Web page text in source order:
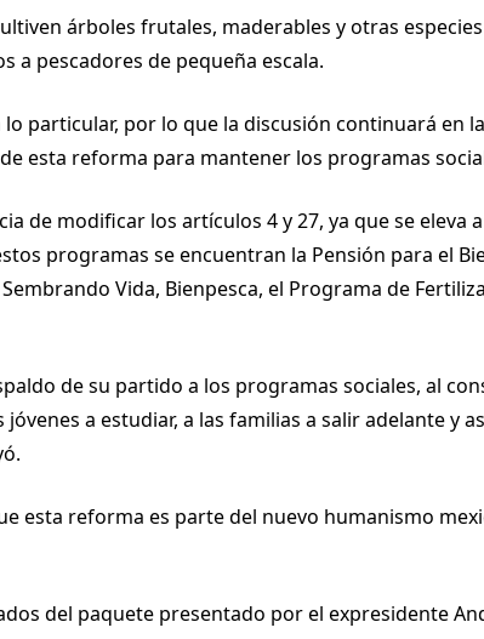
árboles frutales, maderables y otras
a pescadores de pequeña escala.
particular, por lo que la discusión continuará en
esta reforma para mantener los programas
de modificar los artículos 4 y 27, ya que se
programas se encuentran la Pensión para el
Vida, Bienpesca, el Programa de
de su partido a los programas sociales, al
a estudiar, a las familias a salir adelante y
esta reforma es parte del nuevo humanismo
del paquete presentado por el expresidente